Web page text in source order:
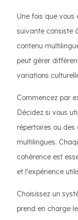
Une fois que vous
suivante consiste
contenu
peut gérer
variations
Commencez par
Décidez si vous
répertoires ou
multilingues.
cohérence est
et l'expérience
Choisissez un
prend en charge